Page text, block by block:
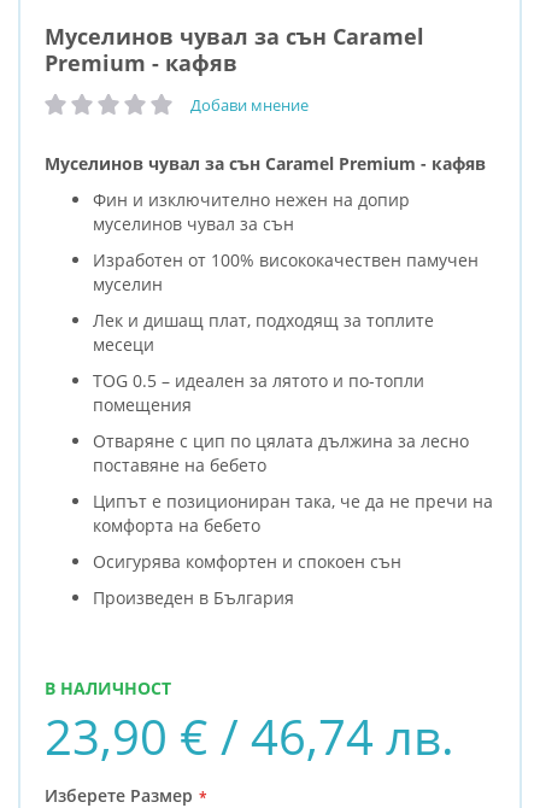
Муселинов чувал за сън Caramel
Premium - кафяв
рейтинг: Добави мнение
Муселинов чувал за сън Caramel Premium - кафяв
Фин и изключително нежен на допир
муселинов чувал за сън
Изработен от 100% висококачествен памучен
муселин
Лек и дишащ плат, подходящ за топлите
месеци
TOG 0.5 – идеален за лятото и по-топли
помещения
Отваряне с цип по цялата дължина за лесно
поставяне на бебето
Ципът е позициониран така, че да не пречи на
комфорта на бебето
Осигурява комфортен и спокоен сън
Произведен в България
23,90 € / 46,74 лв.
В НАЛИЧНОСТ
Изберете Размер